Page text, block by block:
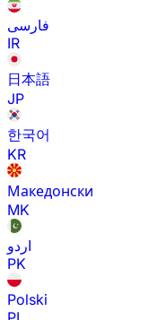
فارسی
IR
日本語
JP
한국어
KR
Македонски
MK
اردو
PK
Polski